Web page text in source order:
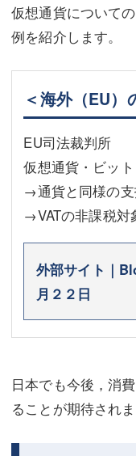
仮想通貨について
例を紹介します。
＜海外（EU）
EU司法裁判所
仮想通貨・ビッ
→通貨と同様の
→VATの非課税対
外部サイト｜
月２２日
日本でも今後，消
ることが期待されま